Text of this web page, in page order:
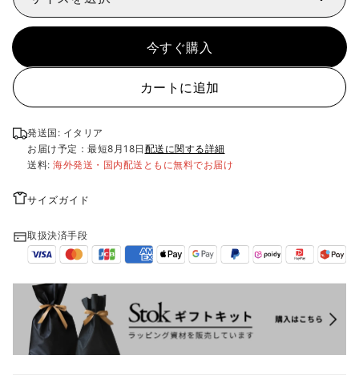
今すぐ購入
カートに追加
発送国: イタリア
お届け予定：最短8月18日 配送に関する詳細
送料: 海外発送・国内配送ともに無料でお届け
サイズガイド
取扱決済手段